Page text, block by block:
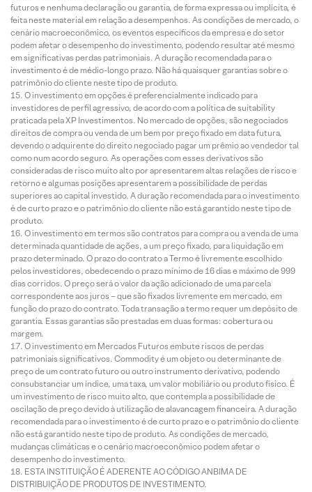
futuros e nenhuma declaração ou garantia, de forma expressa ou implícita, é
feita neste material em relação a desempenhos. As condições de mercado, o
cenário macroeconômico, os eventos específicos da empresa e do setor
podem afetar o desempenho do investimento, podendo resultar até mesmo
em significativas perdas patrimoniais. A duração recomendada para o
investimento é de médio-longo prazo. Não há quaisquer garantias sobre o
patrimônio do cliente neste tipo de produto.
O investimento em opções é preferencialmente indicado para
investidores de perfil agressivo, de acordo com a política de suitability
praticada pela XP Investimentos. No mercado de opções, são negociados
direitos de compra ou venda de um bem por preço fixado em data futura,
devendo o adquirente do direito negociado pagar um prêmio ao vendedor tal
como num acordo seguro. As operações com esses derivativos são
consideradas de risco muito alto por apresentarem altas relações de risco e
retorno e algumas posições apresentarem a possibilidade de perdas
superiores ao capital investido. A duração recomendada para o investimento
é de curto prazo e o patrimônio do cliente não está garantido neste tipo de
produto.
O investimento em termos são contratos para compra ou a venda de uma
determinada quantidade de ações, a um preço fixado, para liquidação em
prazo determinado. O prazo do contrato a Termo é livremente escolhido
pelos investidores, obedecendo o prazo mínimo de 16 dias e máximo de 999
dias corridos. O preço será o valor da ação adicionado de uma parcela
correspondente aos juros – que são fixados livremente em mercado, em
função do prazo do contrato. Toda transação a termo requer um depósito de
garantia. Essas garantias são prestadas em duas formas: cobertura ou
margem.
O investimento em Mercados Futuros embute riscos de perdas
patrimoniais significativos. Commodity é um objeto ou determinante de
preço de um contrato futuro ou outro instrumento derivativo, podendo
consubstanciar um índice, uma taxa, um valor mobiliário ou produto físico. É
um investimento de risco muito alto, que contempla a possibilidade de
oscilação de preço devido à utilização de alavancagem financeira. A duração
recomendada para o investimento é de curto prazo e o patrimônio do cliente
não está garantido neste tipo de produto. As condições de mercado,
mudanças climáticas e o cenário macroeconômico podem afetar o
desempenho do investimento.
ESTA INSTITUIÇÃO É ADERENTE AO CÓDIGO ANBIMA DE
DISTRIBUIÇÃO DE PRODUTOS DE INVESTIMENTO.